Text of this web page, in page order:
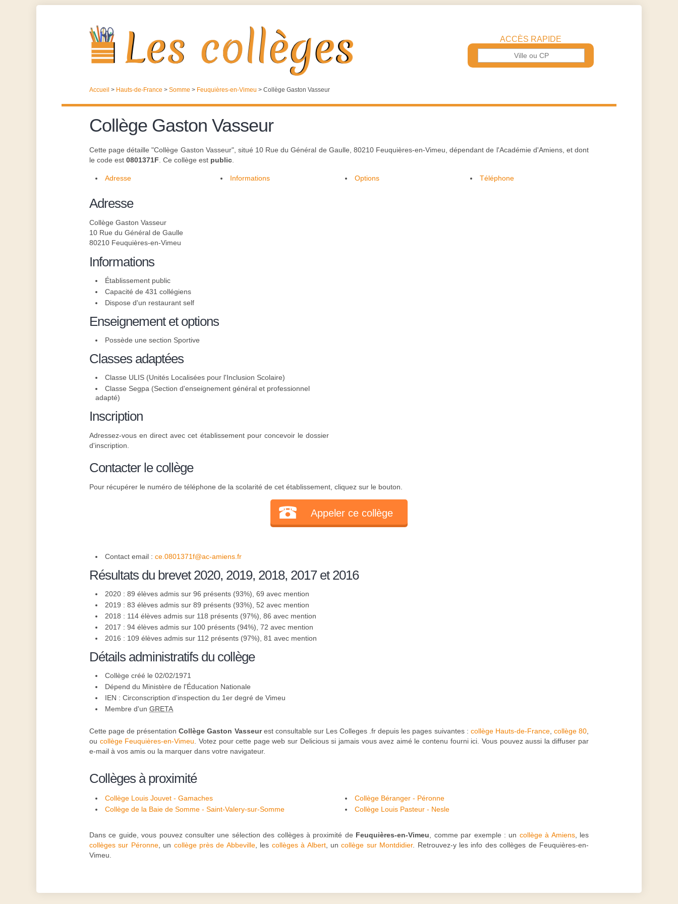
ACCÈS RAPIDE
Accueil > Hauts-de-France > Somme > Feuquières-en-Vimeu > Collège Gaston Vasseur
Collège Gaston Vasseur
Cette page détaille "Collège Gaston Vasseur", situé 10 Rue du Général de Gaulle, 80210 Feuquières-en-Vimeu, dépendant de l'Académie d'Amiens, et dont
le code est 0801371F . Ce collège est public
Adresse Informations Options Téléphone
Adresse
Collège Gaston Vasseur
10 Rue du Général de Gaulle
80210 Feuquières-en-Vimeu
Informations
Établissement public
Capacité de 431 collégiens
Dispose d'un restaurant self
Enseignement et options
Possède une section Sportive
Classes adaptées
Classe ULIS (Unités Localisées pour l'Inclusion Scolaire)
Classe Segpa (Section d'enseignement général et professionnel
adapté)
Inscription
Adressez-vous en direct avec cet établissement pour concevoir le dossier
d'inscription.
Contacter le collège
Pour récupérer le numéro de téléphone de la scolarité de cet établissement, cliquez sur le bouton.
Appeler ce collège
Contact email : ce.0801371f@ac-amiens.fr
Résultats du brevet 2020, 2019, 2018, 2017 et 2016
2020 : 89 élèves admis sur 96 présents (93%), 69 avec mention
2019 : 83 élèves admis sur 89 présents (93%), 52 avec mention
2018 : 114 élèves admis sur 118 présents (97%), 86 avec mention
2017 : 94 élèves admis sur 100 présents (94%), 72 avec mention
2016 : 109 élèves admis sur 112 présents (97%), 81 avec mention
Détails administratifs du collège
Collège créé le 02/02/1971
Dépend du Ministère de l'Éducation Nationale
IEN : Circonscription d'inspection du 1er degré de Vimeu
Membre d'un GRETA
Cette page de présentationCollège Gaston Vasseurest consultable sur Les Colleges .fr depuis les pages suivantes : collège Hauts-de-France, collège 80
ou collège Feuquières-en-Vimeu . Votez pour cette page web sur Delicious si jamais vous avez aimé le contenu fourni ici. Vous pouvez aussi la diffuser par
e-mail à vos amis ou la marquer dans votre navigateur.
Collèges à proximité
Collège Louis Jouvet - Gamaches
Collège Béranger - Péronne
Collège de la Baie de Somme - Saint-Valery-sur-Somme
Collège Louis Pasteur - Nesle
Dans ce guide, vous pouvez consulter une sélection des collèges à proximité de Feuquières-en-Vimeu , comme par exemple : un collège à Amiens, les
collèges sur Péronne, un collège près de Abbeville, les collèges à Albert, uncollège sur Montdidier. Retrouvez-y les info des collèges de Feuquières-en-
Vimeu.